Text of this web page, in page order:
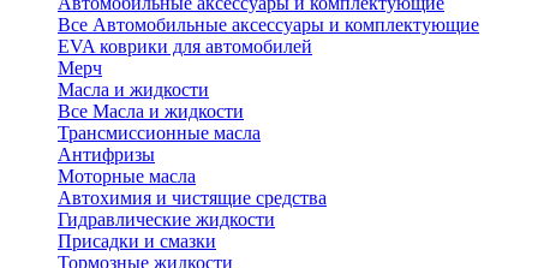
Все Автомобильные аксессуары и комплектующие
EVA коврики для автомобилей
Мерч
Масла и жидкости
Все Масла и жидкости
Трансмиссионные масла
Антифризы
Моторные масла
Автохимия и чистящие средства
Гидравлические жидкости
Присадки и смазки
Тормозные жидкости